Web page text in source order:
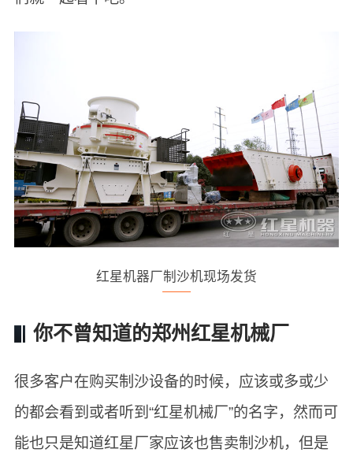
红星机器厂制沙机现场发货
你不曾知道的郑州红星机械厂
很多客户在购买制沙设备的时候，应该或多或少
的都会看到或者听到“红星机械厂”的名字，然而可
能也只是知道红星厂家应该也售卖制沙机，但是